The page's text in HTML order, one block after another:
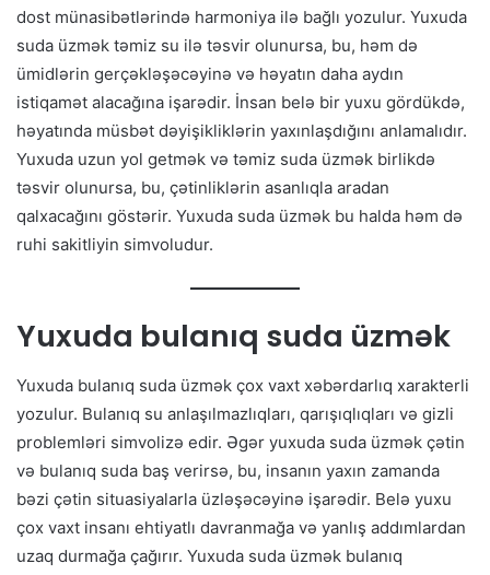
dost münasibətlərində harmoniya ilə bağlı yozulur. Yuxuda
suda üzmək təmiz su ilə təsvir olunursa, bu, həm də
ümidlərin gerçəkləşəcəyinə və həyatın daha aydın
istiqamət alacağına işarədir. İnsan belə bir yuxu gördükdə,
həyatında müsbət dəyişikliklərin yaxınlaşdığını anlamalıdır.
Yuxuda uzun yol getmək və təmiz suda üzmək birlikdə
təsvir olunursa, bu, çətinliklərin asanlıqla aradan
qalxacağını göstərir. Yuxuda suda üzmək bu halda həm də
ruhi sakitliyin simvoludur.
Yuxuda bulanıq suda üzmək
Yuxuda bulanıq suda üzmək çox vaxt xəbərdarlıq xarakterli
yozulur. Bulanıq su anlaşılmazlıqları, qarışıqlıqları və gizli
problemləri simvolizə edir. Əgər yuxuda suda üzmək çətin
və bulanıq suda baş verirsə, bu, insanın yaxın zamanda
bəzi çətin situasiyalarla üzləşəcəyinə işarədir. Belə yuxu
çox vaxt insanı ehtiyatlı davranmağa və yanlış addımlardan
uzaq durmağa çağırır. Yuxuda suda üzmək bulanıq